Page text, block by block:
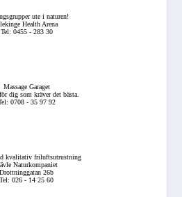
ute i naturen!
Health Arena
Tel: 0455 - 283 30
Massage Garaget
dig som kräver det bästa.
0708 - 35 97 92
kvalitativ friluftsutrustning
Naturkompaniet
Drottninggatan 26b
Tel: 026 - 14 25 60